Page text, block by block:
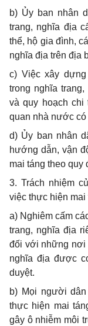
b) Ủy ban nhân
trang, nghĩa địa
thể, hộ gia đình,
nghĩa địa trên địa
c) Việc xây
trong nghĩa trang,
và quy hoạch chi
quan nhà nước có
d) Ủy ban nhân
hướng dẫn, vận
mai táng theo quy
3. Trách nhiệm
việc thực hiện mai
a) Nghiêm cấm
trang, nghĩa địa
đối với những nơi
nghĩa địa được
duyệt.
b) Mọi người
thực hiện mai
gây ô nhiễm môi